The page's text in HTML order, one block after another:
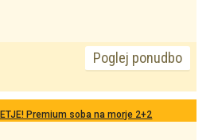
Poglej ponudbo
Premium soba na morje 2+2